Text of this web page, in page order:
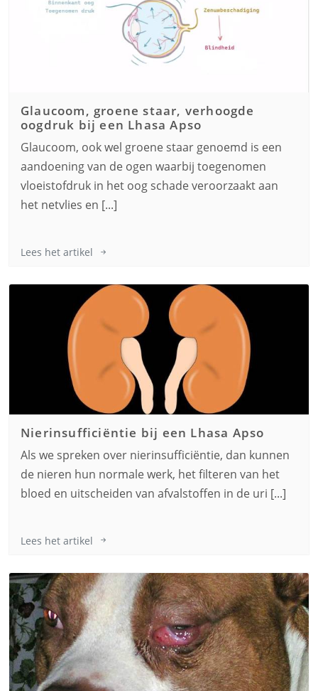
Glaucoom, groene staar, verhoogde
oogdruk bij een Lhasa Apso
Glaucoom, ook wel groene staar genoemd is een
aandoening van de ogen waarbij toegenomen
vloeistofdruk in het oog schade veroorzaakt aan
het netvlies en [...]
Lees het artikel
Nierinsufficiëntie bij een Lhasa Apso
Als we spreken over nierinsufficiëntie, dan kunnen
de nieren hun normale werk, het filteren van het
bloed en uitscheiden van afvalstoffen in de uri [...]
Lees het artikel